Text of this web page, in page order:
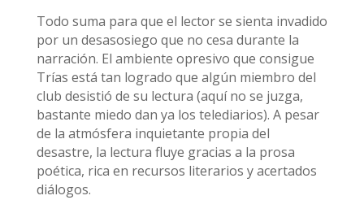
Todo suma para que el lector se sienta invadido
por un desasosiego que no cesa durante la
narración. El ambiente opresivo que consigue
Trías está tan logrado que algún miembro del
club desistió de su lectura (aquí no se juzga,
bastante miedo dan ya los telediarios). A pesar
de la atmósfera inquietante propia del
desastre, la lectura fluye gracias a la prosa
poética, rica en recursos literarios y acertados
diálogos.